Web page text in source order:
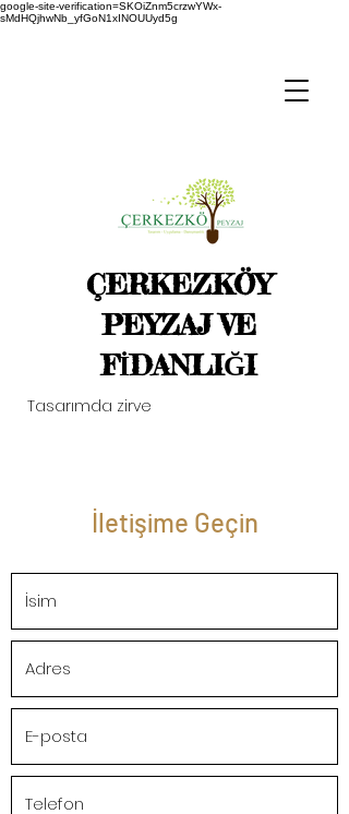
google-site-verification=SKOiZnm5crzwYWx-
sMdHQjhwNb_yfGoN1xINOUUyd5g
ÇERKEZKÖY
PEYZAJ VE
FİDANLIĞI
Tasarımda zirve
İletişime Geçin